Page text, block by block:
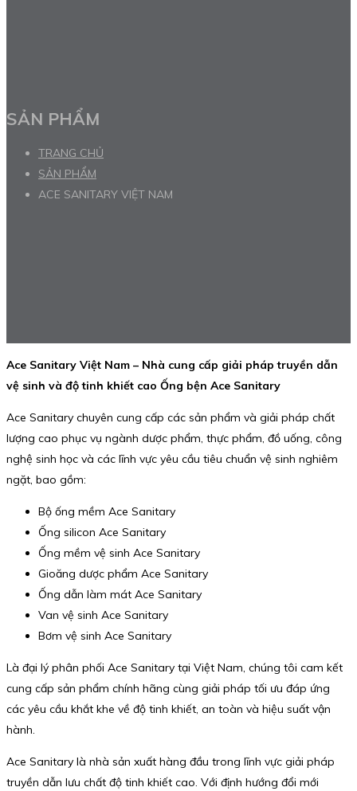
SẢN PHẨM
TRANG CHỦ
SẢN PHẨM
ACE SANITARY VIỆT NAM
Ace Sanitary Việt Nam – Nhà cung cấp giải pháp truyền dẫn
vệ sinh và độ tinh khiết cao Ống bện Ace Sanitary
Ace Sanitary chuyên cung cấp các sản phẩm và giải pháp chất
lượng cao phục vụ ngành dược phẩm, thực phẩm, đồ uống, công
nghệ sinh học và các lĩnh vực yêu cầu tiêu chuẩn vệ sinh nghiêm
ngặt, bao gồm:
Bộ ống mềm Ace Sanitary
Ống silicon Ace Sanitary
Ống mềm vệ sinh Ace Sanitary
Gioăng dược phẩm Ace Sanitary
Ống dẫn làm mát Ace Sanitary
Van vệ sinh Ace Sanitary
Bơm vệ sinh Ace Sanitary
Là đại lý phân phối Ace Sanitary tại Việt Nam, chúng tôi cam kết
cung cấp sản phẩm chính hãng cùng giải pháp tối ưu đáp ứng
các yêu cầu khắt khe về độ tinh khiết, an toàn và hiệu suất vận
hành.
Ace Sanitary là nhà sản xuất hàng đầu trong lĩnh vực giải pháp
truyền dẫn lưu chất độ tinh khiết cao. Với định hướng đổi mới